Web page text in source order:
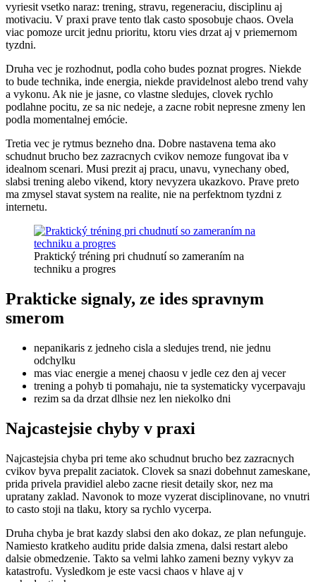
vyriesit vsetko naraz: trening, stravu, regeneraciu, disciplinu aj
motivaciu. V praxi prave tento tlak casto sposobuje chaos. Ovela
viac pomoze urcit jednu prioritu, ktoru vies drzat aj v priemernom
tyzdni.
Druha vec je rozhodnut, podla coho budes poznat progres. Niekde
to bude technika, inde energia, niekde pravidelnost alebo trend vahy
a vykonu. Ak nie je jasne, co vlastne sledujes, clovek rychlo
podlahne pocitu, ze sa nic nedeje, a zacne robit nepresne zmeny len
podla momentalnej emócie.
Tretia vec je rytmus bezneho dna. Dobre nastavena tema ako
schudnut brucho bez zazracnych cvikov nemoze fungovat iba v
idealnom scenari. Musi prezit aj pracu, unavu, vynechany obed,
slabsi trening alebo vikend, ktory nevyzera ukazkovo. Prave preto
ma zmysel stavat system na realite, nie na perfektnom tyzdni z
internetu.
Praktický tréning pri chudnutí so zameraním na
techniku a progres
Prakticke signaly, ze ides spravnym
smerom
nepanikaris z jedneho cisla a sledujes trend, nie jednu
odchylku
mas viac energie a menej chaosu v jedle cez den aj vecer
trening a pohyb ti pomahaju, nie ta systematicky vycerpavaju
rezim sa da drzat dlhsie nez len niekolko dni
Najcastejsie chyby v praxi
Najcastejsia chyba pri teme ako schudnut brucho bez zazracnych
cvikov byva prepalit zaciatok. Clovek sa snazi dobehnut zameskane,
prida privela pravidiel alebo zacne riesit detaily skor, nez ma
upratany zaklad. Navonok to moze vyzerat disciplinovane, no vnutri
to casto stoji na tlaku, ktory sa rychlo vycerpa.
Druha chyba je brat kazdy slabsi den ako dokaz, ze plan nefunguje.
Namiesto kratkeho auditu pride dalsia zmena, dalsi restart alebo
dalsie obmedzenie. Takto sa velmi lahko zameni bezny vykyv za
katastrofu. Vysledkom je este vacsi chaos v hlave aj v